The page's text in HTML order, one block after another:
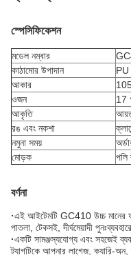
স্পেসিফিকেশন
মডেল নম্বার
কাঠামোর উপাদান
PU
আকার
ওজন
17
আকৃতি
রঙ এবং নকশা
নমুনা সময়
মোড়ক
পলি
বর্ণনা
·এই আইটেমটি GC410 উচ্চ মানের
পাতলা, টেকসই, দীর্ঘমেয়াদী
·একটি সামঞ্জস্যযোগ্য এবং সহজেই
ট্যাগটিকে আপনার লাগেজ, ক্যারি-অন,